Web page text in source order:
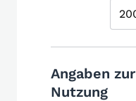
Angaben zur
Nutzung